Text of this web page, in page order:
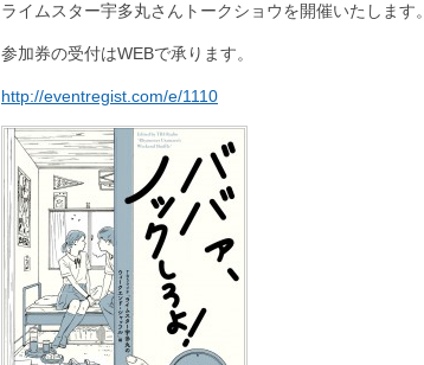
ライムスター宇多丸さんトークショウを開催いたします。
参加券の受付はWEBで承ります。
http://eventregist.com/e/1110